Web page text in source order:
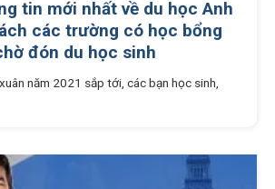
tin mới nhất về du học Anh
các trường có học bổng
đón du học sinh
năm 2021 sắp tới, các bạn học sinh,